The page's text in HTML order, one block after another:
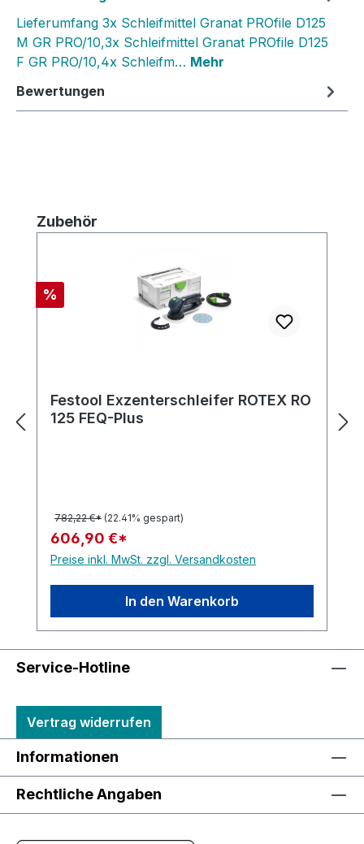
Lieferumfang 3x Schleifmittel Granat PROfile D125
M GR PRO/10,3x Schleifmittel Granat PROfile D125
F GR PRO/10,4x Schleifm… Mehr
Bewertungen
Produktgalerie überspringen
Zubehör
Rabatt
%
Festool Exzenterschleifer ROTEX RO
125 FEQ-Plus
782,22 €* (22.41% gespart)
606,90 €*
Preise inkl. MwSt. zzgl. Versandkosten
In den Warenkorb
Service-Hotline
Vertrag widerrufen
Informationen
Rechtliche Angaben